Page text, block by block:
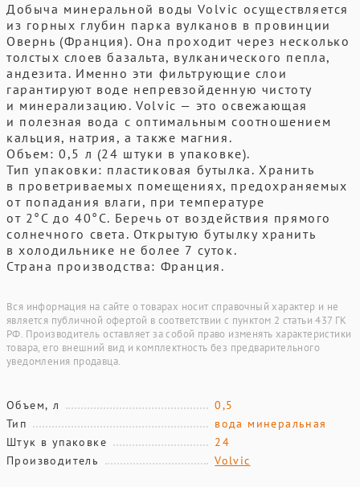
Добыча минеральной воды Volvic осуществляется
из горных глубин парка вулканов в провинции
Овернь (Франция). Она проходит через несколько
толстых слоев базальта, вулканического пепла,
андезита. Именно эти фильтрующие слои
гарантируют воде непревзойденную чистоту
и минерализацию. Volvic — это освежающая
и полезная вода с оптимальным соотношением
кальция, натрия, а также магния.
Объем: 0,5 л (24 штуки в упаковке).
Тип упаковки: пластиковая бутылка. Хранить
в проветриваемых помещениях, предохраняемых
от попадания влаги, при температуре
от 2°С до 40°С. Беречь от воздействия прямого
солнечного света. Открытую бутылку хранить
в холодильнике не более 7 суток.
Страна производства: Франция.
Вся информация на сайте о товарах носит справочный характер и не
является публичной офертой в соответствии с пунктом 2 статьи 437 ГК
РФ. Производитель оставляет за собой право изменять характеристики
товара, его внешний вид и комплектность без предварительного
уведомления продавца.
Объем, л
0,5
Тип
вода минеральная
Штук в упаковке
24
Производитель
Volvic